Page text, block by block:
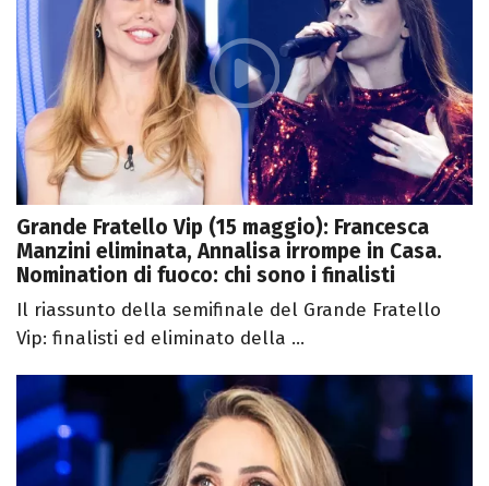
Grande Fratello Vip (15 maggio): Francesca
Manzini eliminata, Annalisa irrompe in Casa.
Nomination di fuoco: chi sono i finalisti
Il riassunto della semifinale del Grande Fratello
Vip: finalisti ed eliminato della ...